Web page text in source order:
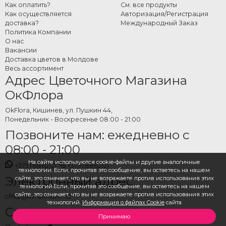
На сайте используются cookie-файлы и другие аналогичные
технологии. Если, прочитав это сообщение, вы остаетесь на нашем
сайте, это означает, что вы не возражаете против использования этих
технологий.Если, прочитав это сообщение, вы остаетесь на нашем
сайте, это означает, что вы не возражаете против использования этих
технологий. Информация о файлах Cookie сайта
Принимаю
онлайн
Выберите нужную композицию, укажите дату и адрес доставки и
оформите заказ за несколько минут. Команда OkFlora позаботится о
подготовке свежих цветов и доставке — так, чтобы букет прибыл именно
тогда, когда нужно, и в наилучшем виде.
Как оплатить?
Как осуществляется
доставка?
Политика Компании
О нас
Вакансии
Доставка цветов в Молдове
Весь ассортимент
См. все продукты
Авторизация/Регистрация
Международный Заказ
Адрес Цветочного Магазина
ОкФлора
OkFlora, Кишинев, ул. Пушкин 44,
Понедельник - Воскресенье 08:00 - 21:00
Позвоните нам: ежедневно с
08:00 - 21:00
+37378862121 +37378862121
Электронный адрес
office@livrareflori.md
Свяжитесь с нами: